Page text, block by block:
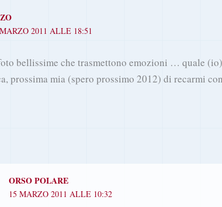
2011 ALLE 18:51
bellissime che trasmettono emozioni … quale
prossima mia (spero prossimo 2012) di recarmi
ORSO POLARE
15 MARZO 2011 ALLE 10:32